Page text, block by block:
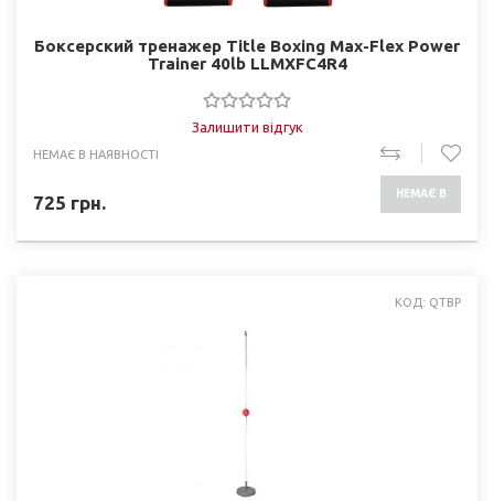
Боксерский тренажер Title Boxing Max-Flex Power
Trainer 40lb LLMXFC4R4
Залишити відгук
НЕМАЄ В НАЯВНОСТІ
725 грн. НЕМАЄ В
КОД: QTBP